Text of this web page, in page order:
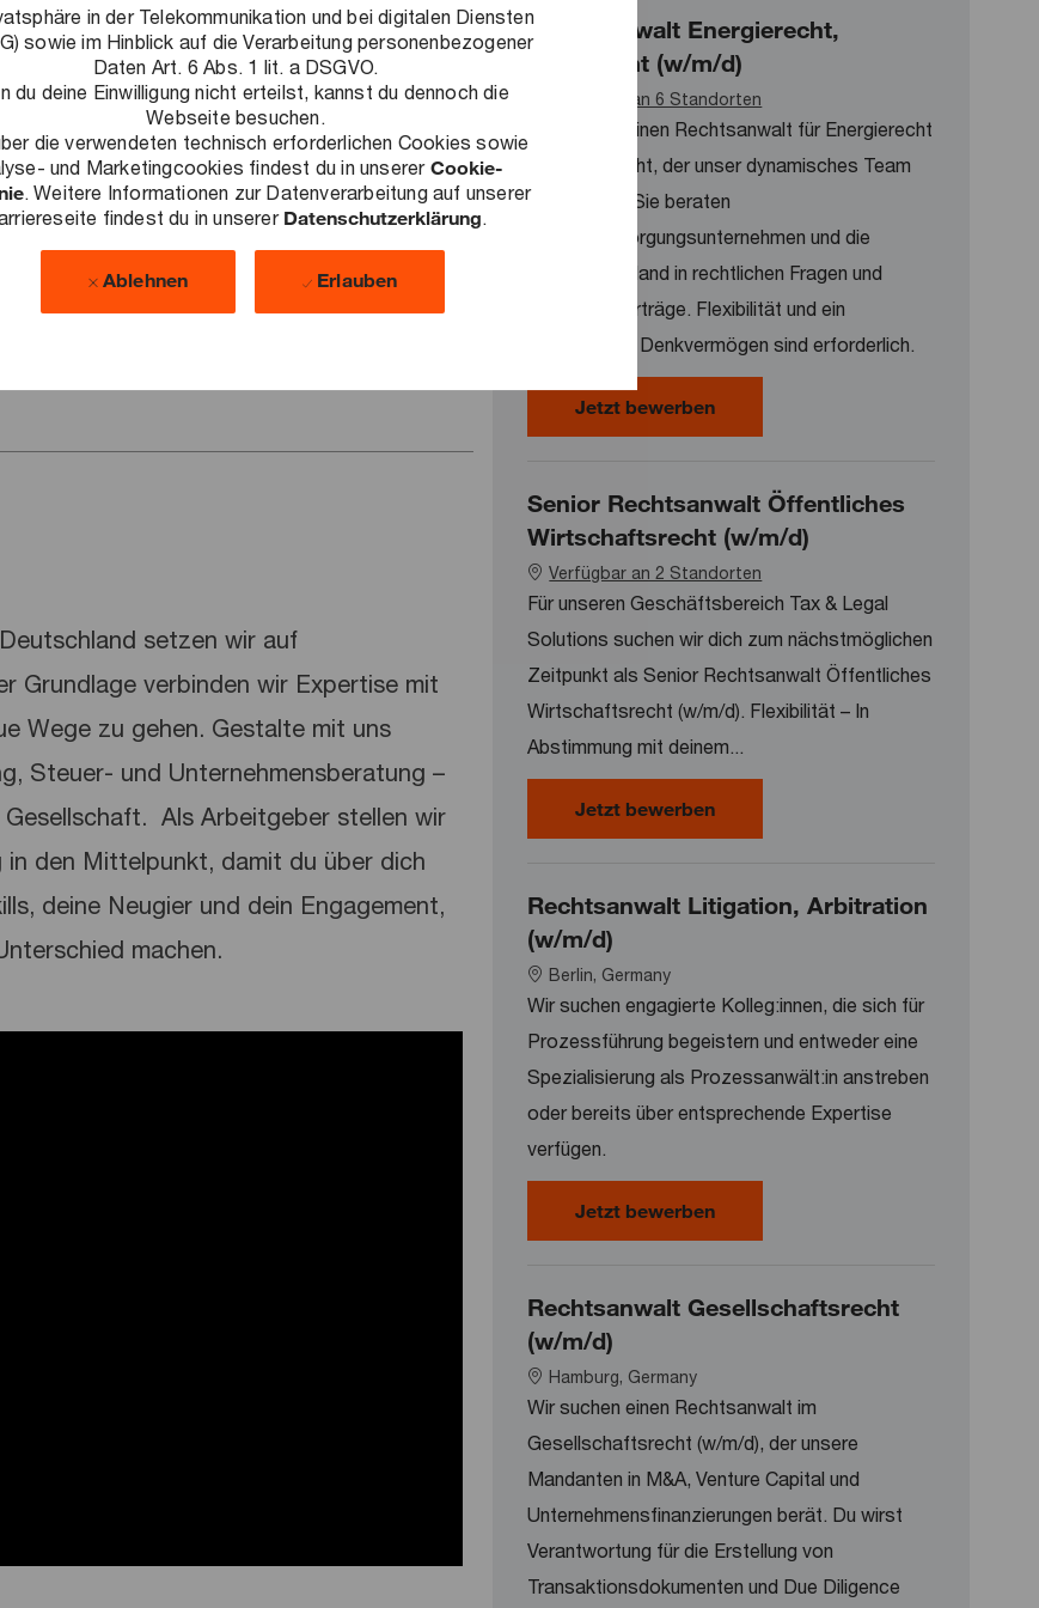
in der Telekommunikation und bei digitalen Diensten
sowie im Hinblick auf die Verarbeitung personenbezogener
Daten Art. 6 Abs. 1 lit. a DSGVO.
du deine Einwilligung nicht erteilst, kannst du dennoch die
Webseite besuchen.
die verwendeten technisch erforderlichen Cookies sowie
und Marketingcookies findest du in unserer Cookie-
. Weitere Informationen zur Datenverarbeitung auf unserer
findest du in unserer Datenschutzerklärung.
Ablehnen Erlauben
aktueller Herausforderungen der Energie- und
des Investitions- und Sanierungsstaus und zur
setzen wir auf
Grundlage verbinden wir Expertise mit
Wege zu gehen. Gestalte mit uns
Steuer- und Unternehmensberatung –
Als Arbeitgeber stellen wir
in den Mittelpunkt, damit du über dich
deine Neugier und dein Engagement,
machen.
Rechtsanwalt Energierecht,
Klimarecht (w/m/d)
Verfügbar an 6 Standorten
Wir suchen einen Rechtsanwalt für Energierecht
und Klimarecht, der unser dynamisches Team
unterstützt. Sie beraten
Energieversorgungsunternehmen und die
öffentliche Hand in rechtlichen Fragen und
gestalten Verträge. Flexibilität und ein
analytisches Denkvermögen sind erforderlich.
Jetzt bewerbenRechtsanwalt Energierecht,
Senior Rechtsanwalt Öffentliches
Wirtschaftsrecht (w/m/d)
Verfügbar an 2 Standorten
Für unseren Geschäftsbereich Tax & Legal
Solutions suchen wir dich zum nächstmöglichen
Zeitpunkt als Senior Rechtsanwalt Öffentliches
Wirtschaftsrecht (w/m/d). Flexibilität – In
Abstimmung mit deinem...
Jetzt bewerbenSenior Rechtsanwalt Öffentliches
Rechtsanwalt Litigation, Arbitration
(w/m/d)
Location
Berlin, Germany
Wir suchen engagierte Kolleg:innen, die sich für
Prozessführung begeistern und entweder eine
Spezialisierung als Prozessanwält:in anstreben
oder bereits über entsprechende Expertise
verfügen.
Jetzt bewerbenRechtsanwalt Litigation,
Rechtsanwalt Gesellschaftsrecht
(w/m/d)
Location
Hamburg, Germany
Wir suchen einen Rechtsanwalt im
Gesellschaftsrecht (w/m/d), der unsere
Mandanten in M&A, Venture Capital und
Unternehmensfinanzierungen berät. Du wirst
Verantwortung für die Erstellung von
Transaktionsdokumenten und Due Diligence